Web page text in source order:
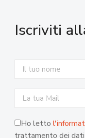
Iscriviti
Ho letto
trattamento dei dati